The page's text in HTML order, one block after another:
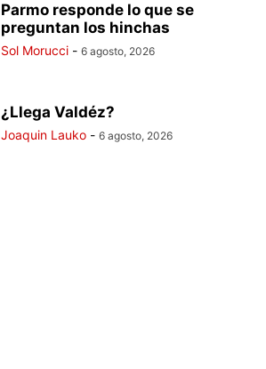
Parmo responde lo que se
preguntan los hinchas
Sol Morucci - 6 agosto, 2026
¿Llega Valdéz?
Joaquin Lauko - 6 agosto, 2026